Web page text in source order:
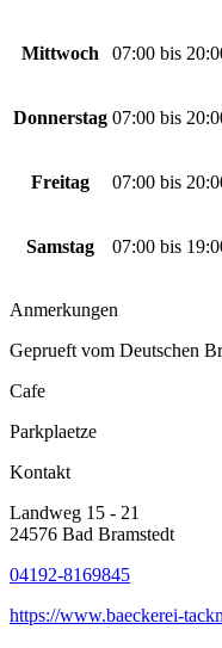
Mittwoch 07:00 bis
Donnerstag 07:00 bis
Freitag 07:00 bis
Samstag 07:00 bis
Anmerkungen
Geprueft vom Deutschen
Cafe
Parkplaetze
Kontakt
Landweg 15 - 21
24576 Bad Bramstedt
04192-8169845
https://www.baeckerei-